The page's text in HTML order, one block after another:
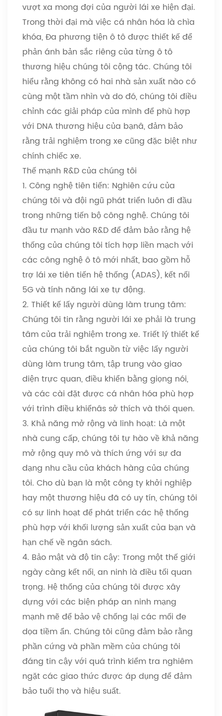
vượt xa mong đợi của người lái xe hiện đại.
Trong thời đại mà việc cá nhân hóa là chìa
khóa, Đa phương tiện ô tô được thiết kế để
phản ánh bản sắc riêng của từng ô tô
thương hiệu chúng tôi cộng tác. Chúng tôi
hiểu rằng không có hai nhà sản xuất nào có
cùng một tầm nhìn và do đó, chúng tôi điều
chỉnh các giải pháp của mình để phù hợp
với DNA thương hiệu của bạnâ, đảm bảo
rằng trải nghiệm trong xe cũng đặc biệt như
chính chiếc xe.
Thế mạnh R&D của chúng tôi
1. Công nghệ tiên tiến: Nghiên cứu của
chúng tôi và đội ngũ phát triển luôn đi đầu
trong những tiến bộ công nghệ. Chúng tôi
đầu tư mạnh vào R&D để đảm bảo rằng hệ
thống của chúng tôi tích hợp liền mạch với
các công nghệ ô tô mới nhất, bao gồm hỗ
trợ lái xe tiên tiến hệ thống (ADAS), kết nối
5G và tính năng lái xe tự động.
2. Thiết kế lấy người dùng làm trung tâm:
Chúng tôi tin rằng người lái xe phải là trung
tâm của trải nghiệm trong xe. Triết lý thiết kế
của chúng tôi bắt nguồn từ việc lấy người
dùng làm trung tâm, tập trung vào giao
diện trực quan, điều khiển bằng giọng nói,
và các cài đặt được cá nhân hóa phù hợp
với trình điều khiểnâs sở thích và thói quen.
3. Khả năng mở rộng và linh hoạt: Là một
nhà cung cấp, chúng tôi tự hào về khả năng
mở rộng quy mô và thích ứng với sự đa
dạng nhu cầu của khách hàng của chúng
tôi. Cho dù bạn là một công ty khởi nghiệp
hay một thương hiệu đã có uy tín, chúng tôi
có sự linh hoạt để phát triển các hệ thống
phù hợp với khối lượng sản xuất của bạn và
hạn chế về ngân sách.
4. Bảo mật và độ tin cậy: Trong một thế giới
ngày càng kết nối, an ninh là điều tối quan
trọng. Hệ thống của chúng tôi được xây
dựng với các biện pháp an ninh mạng
mạnh mẽ để bảo vệ chống lại các mối đe
dọa tiềm ẩn. Chúng tôi cũng đảm bảo rằng
phần cứng và phần mềm của chúng tôi
đáng tin cậy với quá trình kiểm tra nghiêm
ngặt các giao thức được áp dụng để đảm
bảo tuổi thọ và hiệu suất.